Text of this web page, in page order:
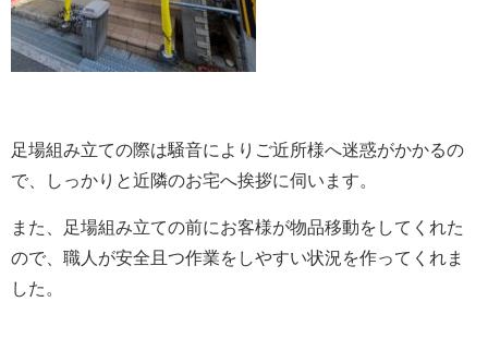
足場組み立ての際は騒音によりご近所様へ迷惑がかかるの
で、しっかりと近隣のお宅へ挨拶に伺います。
また、足場組み立ての前にお客様が物品移動をしてくれた
ので、職人が安全且つ作業をしやすい状況を作ってくれま
した。